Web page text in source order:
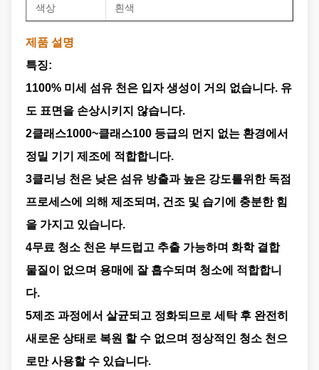
색상 흰색
크기
밀폐된 가장
자리
깨끗한 클래
1000급
패키지 100pcs/bag 10bags/ctn
OEM 서비스 OEM 크기, 패키지 등
무료 샘플 사용 가능
인증서 ROHS TDS MSDS
사용 청소유, 물, 먼지, 다른 지방 등
제품 설명
특징:
1100% 미세 섬유 천은 입자 생성이 거의 없습니다. 유
도 표면을 손상시키지 않습니다.
2클래스1000~클래스100 등급의 먼지 없는 환경에서
정밀 기기 제조에 적합합니다.
3클리닝 천은 낮은 섬유 방출과 높은 강도를위한 독점
프로세스에 의해 제조되며, 건조 및 습기에 충분한 힘
을 가지고 있습니다.
4무료 청소 천은 부드럽고 추출 가능하며 화학 결합
물질이 없으며 용매에 잘 흡수되며 청소에 적합합니
다.
5제조 과정에서 살균되고 정화되므로 세탁 후 완전히
새로운 상태로 복원 할 수 없으며 정상적인 청소 천으
로만 사용할 수 있습니다.